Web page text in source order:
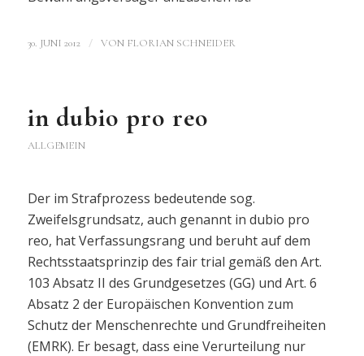
30. JUNI 2012 / VON FLORIAN SCHNEIDER
in dubio pro reo
ALLGEMEIN
Der im Strafprozess bedeutende sog.
Zweifelsgrundsatz, auch genannt in dubio pro
reo, hat Verfassungsrang und beruht auf dem
Rechtsstaatsprinzip des fair trial gemäß den Art.
103 Absatz II des Grundgesetzes (GG) und Art. 6
Absatz 2 der Europäischen Konvention zum
Schutz der Menschenrechte und Grundfreiheiten
(EMRK). Er besagt, dass eine Verurteilung nur